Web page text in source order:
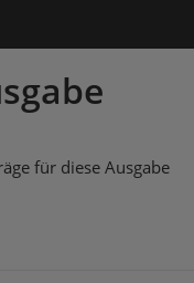
für diese Ausgabe